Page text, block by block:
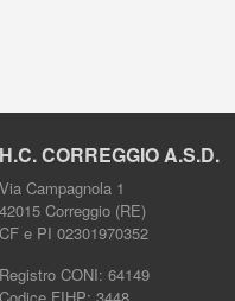
H.C. CORREGGIO A.S.D.
Via Campagnola 1
42015 Correggio (RE)
CF e PI 02301970352
Registro CONI: 64149